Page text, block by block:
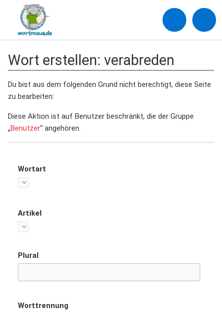
Wort erstellen: verabreden
Du bist aus dem folgenden Grund nicht berechtigt, diese Seite
zu bearbeiten:
Diese Aktion ist auf Benutzer beschränkt, die der Gruppe
„Benutzer“ angehören.
Wortart
Artikel
Plural
Worttrennung